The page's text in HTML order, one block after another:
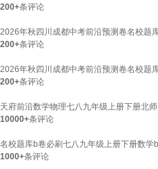
200+条评论
2026年秋四川成都中考前沿预测卷名校题
200+条评论
2026年秋四川成都中考前沿预测卷名校题
200+条评论
天府前沿数学物理七八九年级上册下册北
10000+条评论
名校题库b卷必刷七八九年级上册下册数
1000+条评论